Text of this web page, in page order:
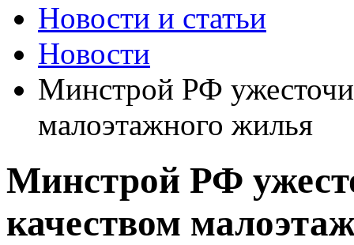
Новости и статьи
Новости
Минстрой РФ
малоэтажного жилья
Минстрой РФ
качеством